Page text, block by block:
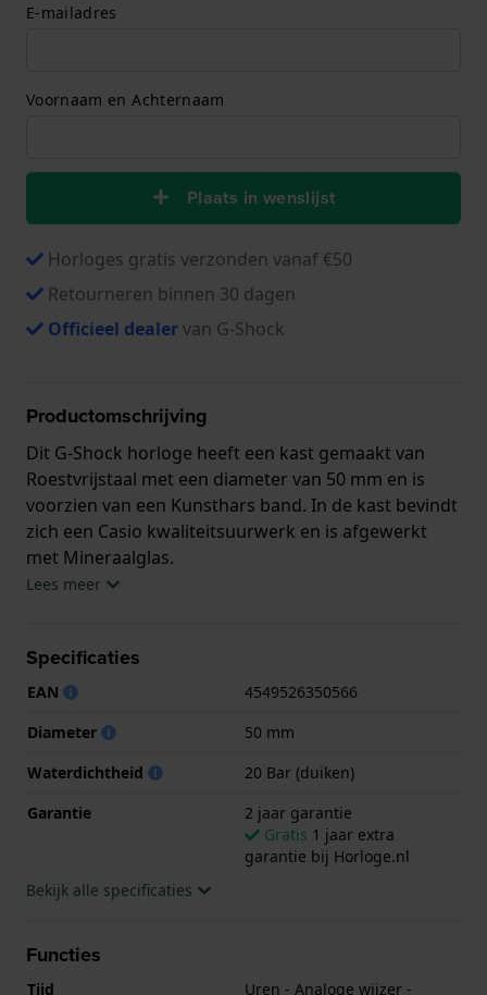
E-mailadres
Voornaam en Achternaam
Plaats in wenslijst
Horloges gratis verzonden vanaf €50
Retourneren binnen 30 dagen
Officieel dealervan G-Shock
Productomschrijving
Dit G-Shock horloge heeft een kast gemaakt van
Roestvrijstaal met een diameter van 50 mm en is
voorzien van een Kunsthars band. In de kast bevindt
zich een Casio kwaliteitsuurwerk en is afgewerkt
met Mineraalglas.
horloge geleverd met 2 jaar garantie.
Lees meer
Specificaties
EAN
4549526350566
Diameter
50 mm
Waterdichtheid
20 Bar (duiken)
Garantie
2 jaar garantie
Gratis 1 jaar extra
garantie bij Horloge.nl
Bekijk alle specificaties
Functies
Tijd Uren - Analoge wijzer -